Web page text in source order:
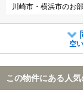
川崎市・横浜市のお
空
この物件にある人